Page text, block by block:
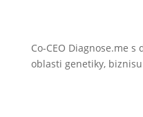
Co-CEO Diagnose.me
oblasti genetiky,